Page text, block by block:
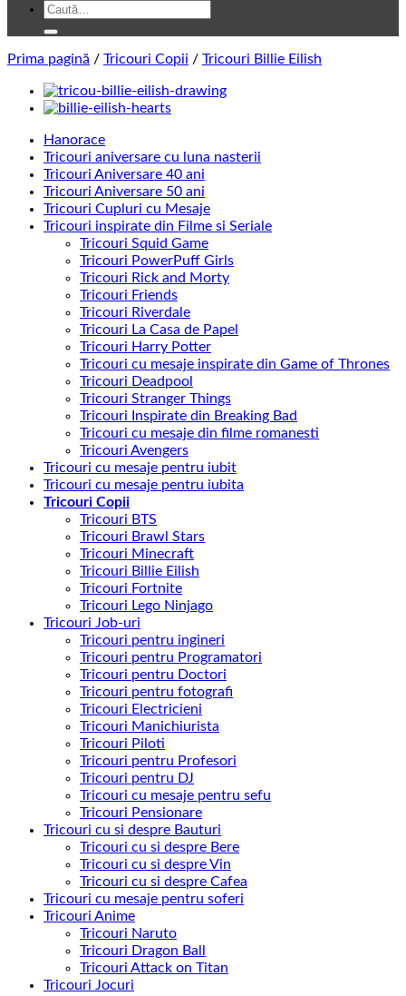
Caută
Prima pagină / Tricouri Copii / Tricouri Billie Eilish
Hanorace
Tricouri aniversare cu luna nasterii
Tricouri Aniversare 40 ani
Tricouri Aniversare 50 ani
Tricouri Cupluri cu Mesaje
Tricouri inspirate din Filme si Seriale
Tricouri Squid Game
Tricouri PowerPuff Girls
Tricouri Rick and Morty
Tricouri Friends
Tricouri Riverdale
Tricouri La Casa de Papel
Tricouri Harry Potter
Tricouri cu mesaje inspirate din Game of Thrones
Tricouri Deadpool
Tricouri Stranger Things
Tricouri Inspirate din Breaking Bad
Tricouri cu mesaje din filme romanesti
Tricouri Avengers
Tricouri cu mesaje pentru iubit
Tricouri cu mesaje pentru iubita
Tricouri Copii
Tricouri BTS
Tricouri Brawl Stars
Tricouri Minecraft
Tricouri Billie Eilish
Tricouri Fortnite
Tricouri Lego Ninjago
Tricouri Job-uri
Tricouri pentru ingineri
Tricouri pentru Programatori
Tricouri pentru Doctori
Tricouri pentru fotografi
Tricouri Electricieni
Tricouri Manichiurista
Tricouri Piloti
Tricouri pentru Profesori
Tricouri pentru DJ
Tricouri cu mesaje pentru sefu
Tricouri Pensionare
Tricouri cu si despre Bauturi
Tricouri cu si despre Bere
Tricouri cu si despre Vin
Tricouri cu si despre Cafea
Tricouri cu mesaje pentru soferi
Tricouri Anime
Tricouri Naruto
Tricouri Dragon Ball
Tricouri Attack on Titan
Tricouri Jocuri